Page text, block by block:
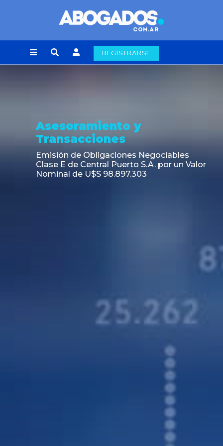
REGISTRARSE
Asesoramiento y
Transacciones
PAGBAM asesoró a Volsmart en la
autorización para la tokenización de los
Certificados de Participación del